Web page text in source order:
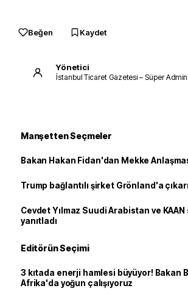
Beğen Kaydet
Yönetici
İstanbul Ticaret Gazetesi – Süper Admin
Manşetten Seçmeler
Bakan Hakan Fidan'dan Mekke
Trump bağlantılı şirket Grönland'a
Cevdet Yılmaz Suudi Arabistan ve
yanıtladı
Editörün Seçimi
3 kıtada enerji hamlesi büyüyor! Bakan
Afrika'da yoğun çalışıyoruz